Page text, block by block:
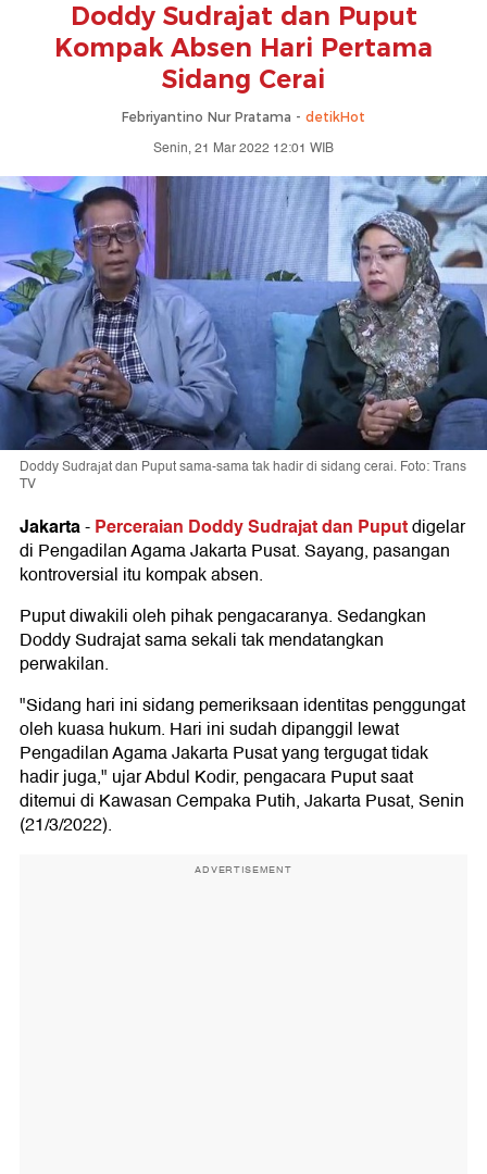
Doddy Sudrajat dan Puput
Kompak Absen Hari Pertama
Sidang Cerai
Febriyantino Nur Pratama - detikHot
Senin, 21 Mar 2022 12:01 WIB
Doddy Sudrajat dan Puput sama-sama tak hadir di sidang cerai. Foto: Trans
TV
Jakarta-Perceraian Doddy Sudrajat dan Puputdigelar
di Pengadilan Agama Jakarta Pusat. Sayang, pasangan
kontroversial itu kompak absen.
Puput diwakili oleh pihak pengacaranya. Sedangkan
Doddy Sudrajat sama sekali tak mendatangkan
perwakilan.
"Sidang hari ini sidang pemeriksaan identitas penggungat
oleh kuasa hukum. Hari ini sudah dipanggil lewat
Pengadilan Agama Jakarta Pusat yang tergugat tidak
hadir juga," ujar Abdul Kodir, pengacara Puput saat
ditemui di Kawasan Cempaka Putih, Jakarta Pusat, Senin
(21/3/2022).
ADVERTISEMENT